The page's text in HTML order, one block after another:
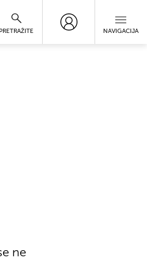
PRETRAŽITE NAVIGACIJA
ne